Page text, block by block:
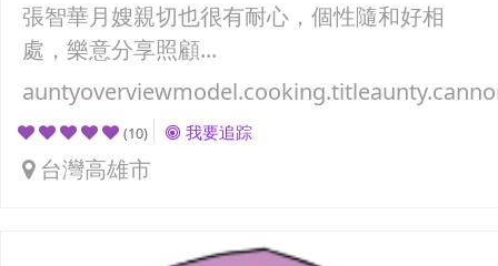
張智華月嫂親切也很有耐心，個性隨和好相
處，樂意分享照顧...
(10) 我要追踪
台灣高雄市